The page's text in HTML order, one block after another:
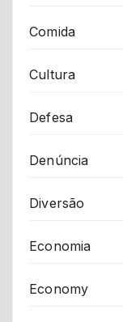
Comida
Cultura
Defesa
Denúncia
Diversão
Economia
Economy